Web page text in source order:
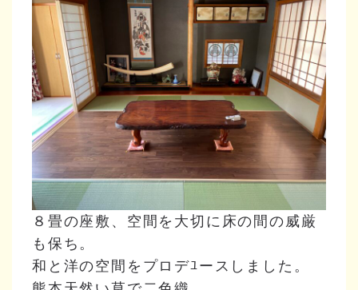
８畳の座敷、空間を大切に床の間の威厳
も保ち。
和と洋の空間をプロデﾕースしました。